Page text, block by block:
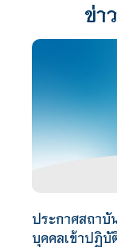
ข่า
ประกาศสถาบั
บุคคลเข้าปฏิบั